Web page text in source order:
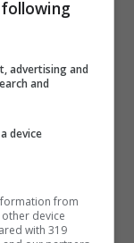
il liquido
un
con un
Lasciate il
dalla luce
Al
advertising and
and
device
from
device
with 319